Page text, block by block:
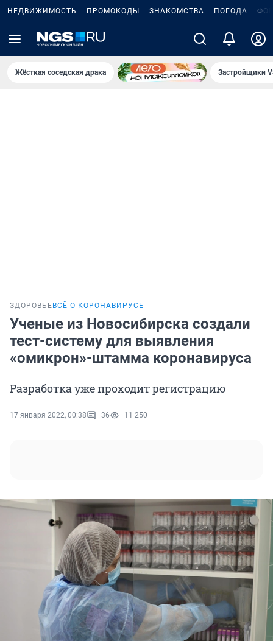
НЕДВИЖИМОСТЬ ПРОМОКОДЫ ЗНАКОМСТВА ПОГОДА
Жёсткая соседская драка Застройщики
ЗДОРОВЬЕ ВСЁ О КОРОНАВИРУСЕ
Ученые из Новосибирска создали
тест-систему для выявления
«омикрон»-штамма коронавируса
Разработка уже проходит регистрацию
17 января 2022, 00:38 36 11 250